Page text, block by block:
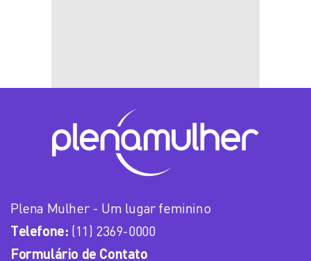
Plena Mulher - Um lugar feminino
Telefone: (11) 2369-0000
Formulário de Contato